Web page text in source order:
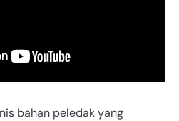
bahan peledak yang